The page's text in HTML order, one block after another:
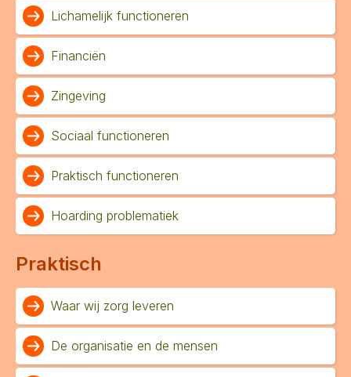
Lichamelijk functioneren
Financiën
Zingeving
Sociaal functioneren
Praktisch functioneren
Hoarding problematiek
Praktisch
Waar wij zorg leveren
De organisatie en de mensen